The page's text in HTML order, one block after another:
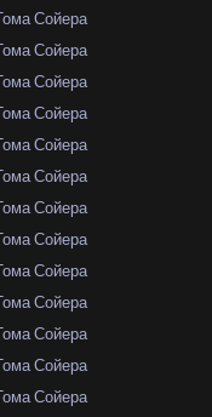
Сойера
Сойера
Сойера
Сойера
Сойера
Сойера
Сойера
Сойера
Сойера
Сойера
Сойера
Сойера
Сойера